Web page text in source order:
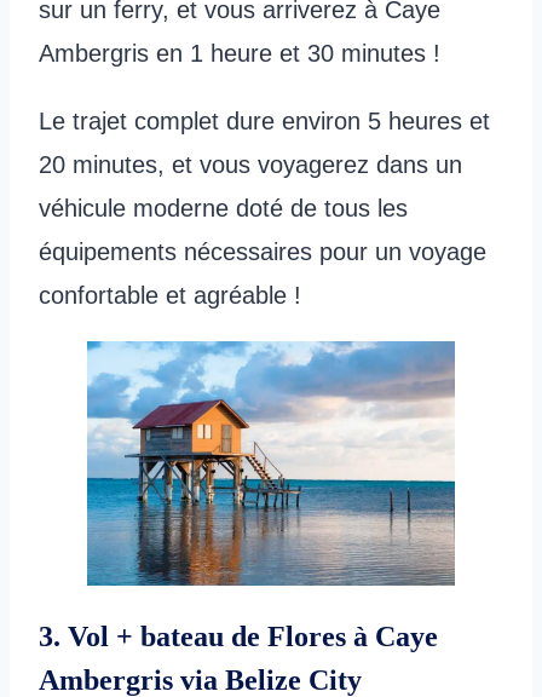
sur un ferry, et vous arriverez à Caye
Ambergris en 1 heure et 30 minutes !
Le trajet complet dure environ 5 heures et
20 minutes, et vous voyagerez dans un
véhicule moderne doté de tous les
équipements nécessaires pour un voyage
confortable et agréable !
3. Vol + bateau de Flores à Caye
Ambergris via Belize City